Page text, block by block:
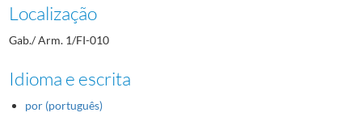
Localização
Gab./ Arm. 1/FI-010
Idioma e escrita
por (português)